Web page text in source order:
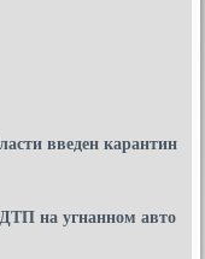
введен карантин
на угнанном авто